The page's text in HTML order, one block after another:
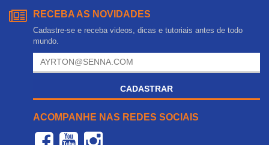
RECEBA AS NOVIDADES
Cadastre-se e receba videos, dicas e tutoriais antes de todo
mundo.
CADASTRAR
ACOMPANHE NAS REDES SOCIAIS